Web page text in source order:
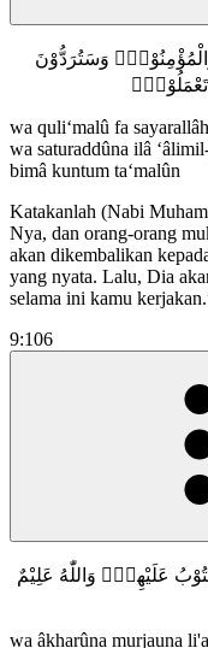
وَسَتُرَدُّوْنَ
تَعْمَلُوْنَۚ
wa quli‘malû fa
wa saturaddûna ilâ
bimâ kuntum ta‘malûn
Katakanlah (Nabi
Nya, dan orang-orang
akan dikembalikan
yang nyata. Lalu, Dia
selama ini kamu
9:106
يَتُوْبُ عَلَيْهِمْۗ وَاللّٰهُ عَلِيْمٌ
wa âkharûna murjauna